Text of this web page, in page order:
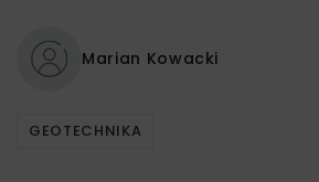
Marian Kowacki
GEOTECHNIKA